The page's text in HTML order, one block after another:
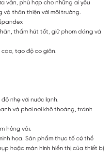
vặn, phù hợp cho những ai yêu
thân thiện với môi trường.
thấm hút tốt, giữ phom dáng và
tạo độ co giãn.
nhẹ với nước lạnh.
và phơi nơi khô thoáng, tránh
hỏng vải.
họa. Sản phẩm thực tế có thể
hoặc màn hình hiển thị của thiết bị